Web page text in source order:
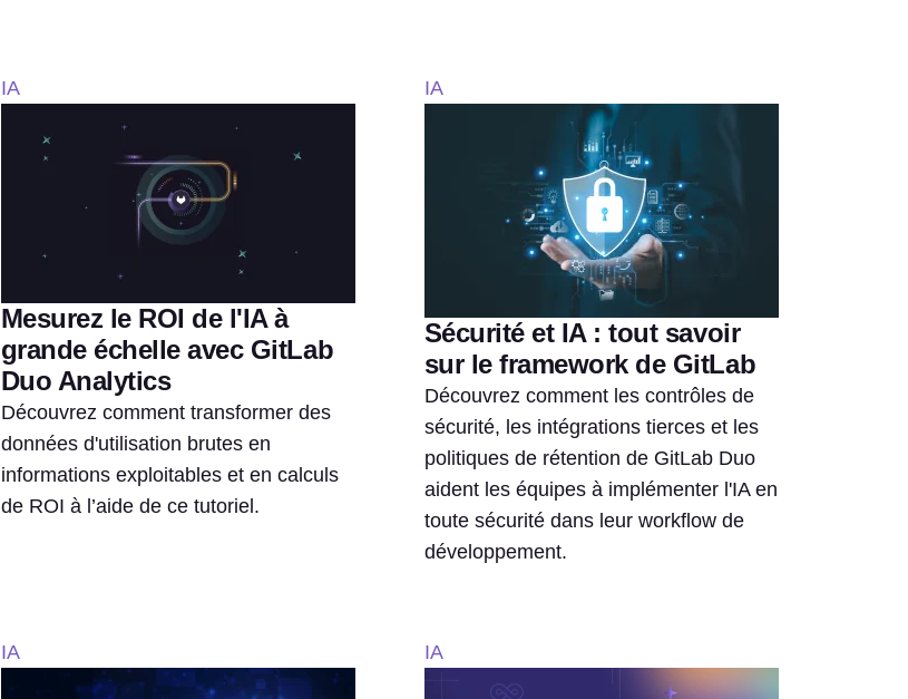
IA
Mesurez le ROI de l'IA à
grande échelle avec GitLab
Duo Analytics
Découvrez comment transformer des
données d'utilisation brutes en
informations exploitables et en calculs
de ROI à l’aide de ce tutoriel.
IA
Sécurité et IA : tout savoir
sur le framework de GitLab
Découvrez comment les contrôles de
sécurité, les intégrations tierces et les
politiques de rétention de GitLab Duo
aident les équipes à implémenter l'IA en
toute sécurité dans leur workflow de
développement.
IA IA